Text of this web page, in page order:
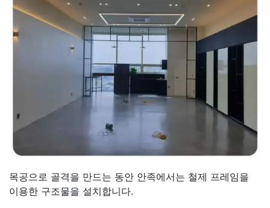
목공으로 골격을 만드는 동안 안족에서는 철제 프레임을
이용한 구조물을 설치합니다.